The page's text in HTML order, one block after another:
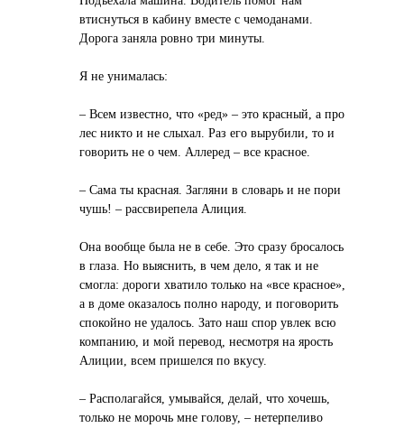
втиснуться в кабину вместе с чемоданами.
Дорога заняла ровно три минуты.
Я не унималась:
– Всем известно, что «ред» – это красный, а про
лес никто и не слыхал. Раз его вырубили, то и
говорить не о чем. Аллеред – все красное.
– Сама ты красная. Загляни в словарь и не пори
чушь! – рассвирепела Алиция.
Она вообще была не в себе. Это сразу бросалось
в глаза. Но выяснить, в чем дело, я так и не
смогла: дороги хватило только на «все красное»,
а в доме оказалось полно народу, и поговорить
спокойно не удалось. Зато наш спор увлек всю
компанию, и мой перевод, несмотря на ярость
Алиции, всем пришелся по вкусу.
– Располагайся, умывайся, делай, что хочешь,
только не морочь мне голову, – нетерпеливо